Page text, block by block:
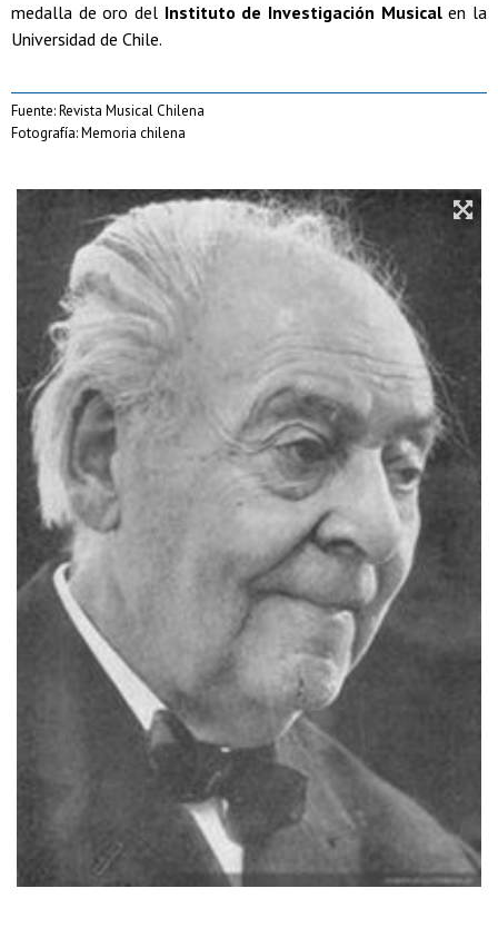
medalla de oro del Instituto de Investigación Musicalen la
Universidad de Chile.
Fuente: Revista Musical Chilena
Fotografía: Memoria chilena